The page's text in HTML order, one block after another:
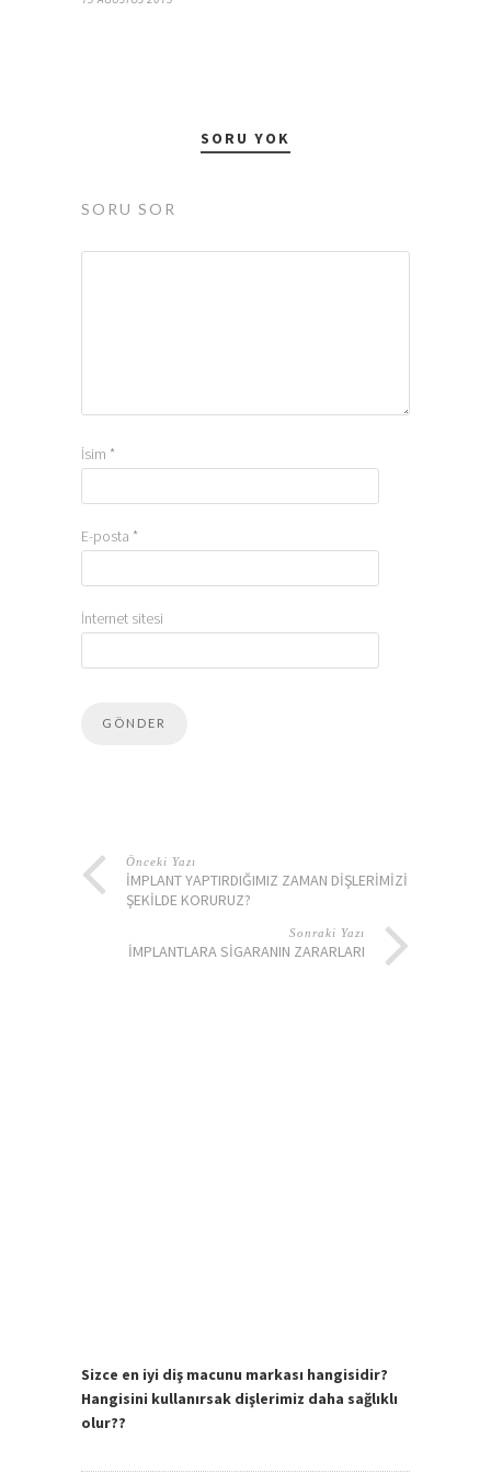
SORU YOK
SORU SOR
İsim *
E-posta *
İnternet sitesi
Önceki Yazı
İMPLANT YAPTIRDIĞIMIZ ZAMAN DIŞLERIMIZI NE
ŞEKILDE KORURUZ?
Sonraki Yazı
İMPLANTLARA SIGARANIN ZARARLARI
Sizce en iyi diş macunu markası hangisidir?
Hangisini kullanırsak dişlerimiz daha sağlıklı
olur??